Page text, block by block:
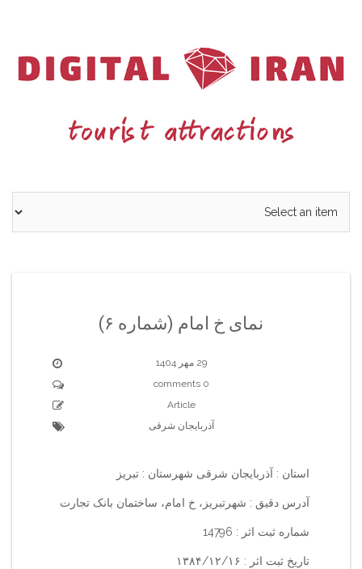
نمای خ امام (شماره ۶)
29 مهر 1404
0 comments
Article
آذربایجان شرقی
استان : آذربایجان شرقی شهرستان : تبریز
آدرس دقیق : شهرتبریز، خ امام، ساختمان بانک تجارت
شماره ثبت اثر : 14796
تاریخ ثبت اثر : ۱۳۸۴/۱۲/۱۶